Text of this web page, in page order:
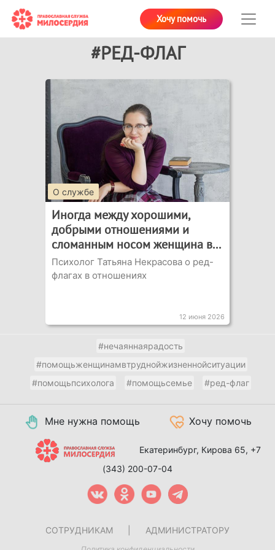
Хочу помочь
#РЕД-ФЛАГ
О службе
Иногда между хорошими,
добрыми отношениями и
сломанным носом женщина в...
Психолог Татьяна Некрасова о ред-
флагах в отношениях
12 июня 2026
#нечаяннаярадость
#помощьженщинамвтруднойжизненнойситуации
#помощьпсихолога
#помощьсемье #ред-флаг
Мне нужна помощь Хочу помочь
Екатеринбург, Кирова 65, +7
(343) 200-07-04
СОТРУДНИКАМ АДМИНИСТРАТОРУ